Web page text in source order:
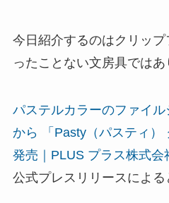
今日紹介するのはクリッ
ったことない文房具ではあ
パステルカラーのファイル
から 「Pasty（パスティ）
発売｜PLUS プラス株式会
公式プレスリリースによる